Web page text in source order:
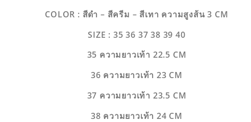
COLOR : สีดำ – สีครีม – สีเทา ความสูงส้น 3 CM
SIZE : 35 36 37 38 39 40
35 ความยาวเท้า 22.5 CM
36 ความยาวเท้า 23 CM
37 ความยาวเท้า 23.5 CM
38 ความยาวเท้า 24 CM